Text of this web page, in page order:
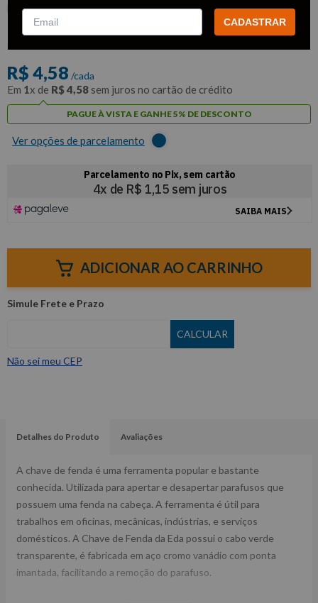
EDA
Por:R$4,35/cada
R$ 4,58 /cada
Em 1x de R$4,58 sem juros no cartão de crédito
PAGUE À VISTA E GANHE 5% DE DESCONTO
Ver opções de parcelamento
ADICIONAR AO CARRINHO
Não sei meu CEP
Detalhes do Produto Avaliações
A chave de fenda é uma ferramenta popular e bastante
conhecida. Utilizada para apertar e desapertar parafusos que
possuem uma fenda na cabeça. A ferramenta é útil para
trabalhos em oficinas, mecânicas, indústrias, e serviços
domésticos. A Chave de Fenda da Eda possui o cabo verde
transparente, é fabricada em aço cromo vanádio com ponta
imantada, facilitando a remoção do parafuso.
CADASTRAR